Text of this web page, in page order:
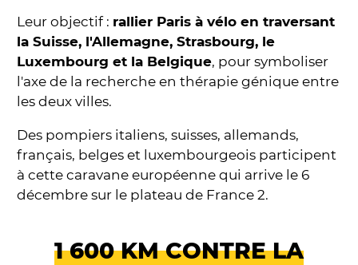
Leur objectif : rallier Paris à vélo en traversant
la Suisse, l'Allemagne, Strasbourg, le
Luxembourg et la Belgique, pour symboliser
l'axe de la recherche en thérapie génique entre
les deux villes.
Des pompiers italiens, suisses, allemands,
français, belges et luxembourgeois participent
à cette caravane européenne qui arrive le 6
décembre sur le plateau de France 2.
1 600 KM CONTRE LA